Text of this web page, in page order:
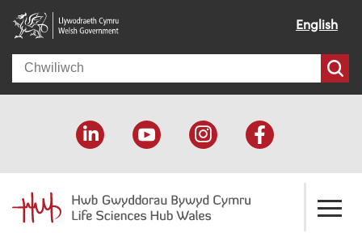
English
Search